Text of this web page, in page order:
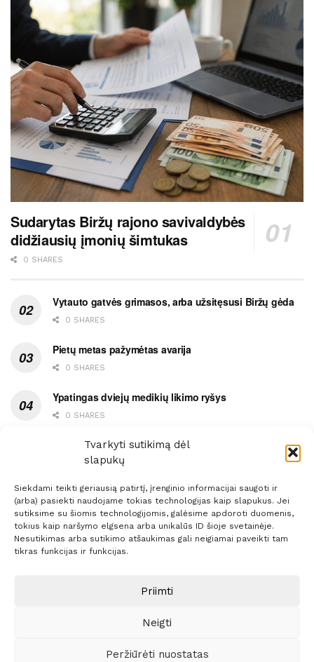
Tvarkyti sutikimą dėl
slapukų
Siekdami teikti geriausią patirtį, įrenginio informacijai saugoti ir
(arba) pasiekti naudojame tokias technologijas kaip slapukus. Jei
sutiksime su šiomis technologijomis, galėsime apdoroti duomenis,
tokius kaip naršymo elgsena arba unikalūs ID šioje svetainėje.
Nesutikimas arba sutikimo atšaukimas gali neigiamai paveikti tam
tikras funkcijas ir funkcijas.
Priimti
Neigti
Peržiūrėti nuostatas
Sudarytas Biržų rajono savivaldybės
didžiausių įmonių šimtukas
0 SHARES
Vytauto gatvės grimasos, arba užsitęsusi Biržų gėda
0 SHARES
Pietų metas pažymėtas avarija
0 SHARES
Ypatingas dviejų medikių likimo ryšys
0 SHARES
Ašaromis baigęsis užėjimas į piceriją
0 SHARES
Prenumerata Reklama
Sprendimas:ITBrolis